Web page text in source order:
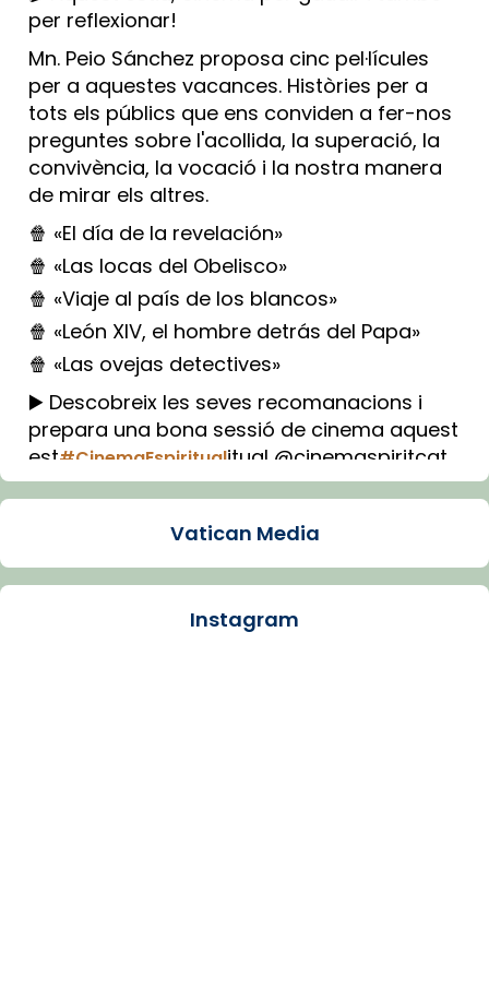
per reflexionar!
Mn. Peio Sánchez proposa cinc pel·lícules
per a aquestes vacances. Històries per a
tots els públics que ens conviden a fer-nos
preguntes sobre l'acollida, la superació, la
convivència, la vocació i la nostra manera
de mirar els altres.
🍿 «El día de la revelación»
🍿 «Las locas del Obelisco»
🍿 «Viaje al país de los blancos»
🍿 «León XIV, el hombre detrás del Papa»
🍿 «Las ovejas detectives»
▶️ Descobreix les seves recomanacions i
prepara una bona sessió de cinema aquest
est#CinemaEspiritualitual @cinemaspiritcat
Imatge: Generada amb IA (OpenAI)
Arquebisbat de Barcelona
Vatican Media
Instagram